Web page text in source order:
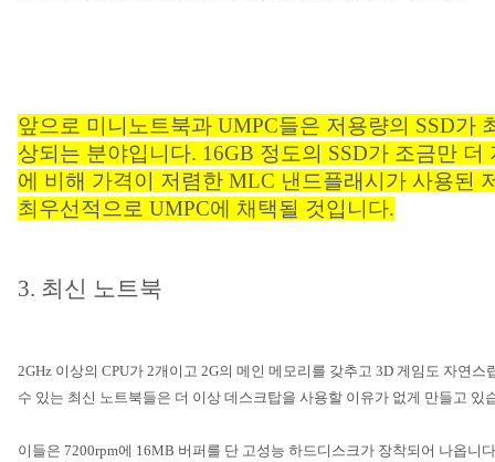
앞으로 미니노트북과 UMPC들은 저용량의 SSD가
상되는 분야입니다. 16GB 정도의 SSD가 조금만 더
에 비해 가격이 저렴한 MLC 낸드플래시가 사용된
최우선적으로 UMPC에 채택될 것입니다.
3. 최신 노트북
2GHz 이상의 CPU가 2개이고 2G의 메인 메모리를 갖추고 3D 게임도 자연스
수 있는 최신 노트북들은 더 이상 데스크탑을 사용할 이유가 없게 만들고 있
이들은 7200rpm에 16MB 버퍼를 단 고성능 하드디스크가 장착되어 나옵니다